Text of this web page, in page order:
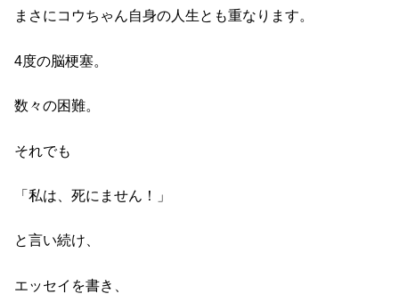
まさにコウちゃん自身の人生とも重なります。
4度の脳梗塞。
数々の困難。
それでも
「私は、死にません！」
と言い続け、
エッセイを書き、